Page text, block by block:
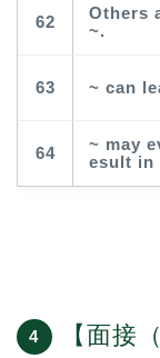
62
Others
~.
63 ~ can
64
~ may
esult
4
【面接